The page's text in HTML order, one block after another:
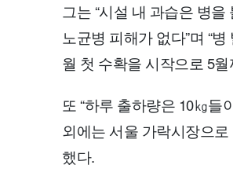
그는 “시설 내 과습은 병
노균병 피해가 없다”며 “
월 첫 수확을 시작으로 5
또 “하루 출하량은 10㎏
외에는 서울 가락시장으
했다.